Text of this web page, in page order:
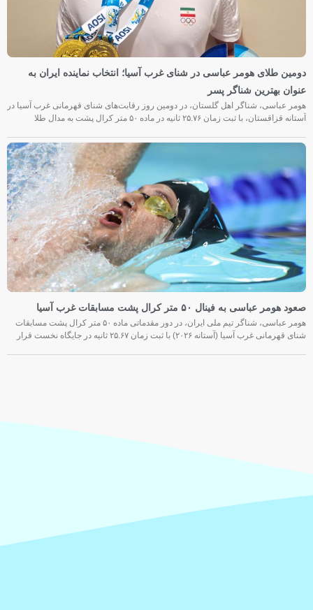
دومین طلای هومر عباسی در شنای غرب آسیا؛ انتخاب نماینده ایران به
عنوان بهترین شناگر پسر
هومر عباسی، شناگر اهل گلستان، در دومین روز رقابت‌های شنای قهرمانی غرب آسیا در
آستانه قزاقستان، با ثبت زمان ۲۵.۷۶ ثانیه در ماده ۵۰ متر کرال پشت به مدال طلا
صعود هومر عباسی به فینال ۵۰ متر کرال پشت مسابقات غرب آسیا
هومر عباسی، شناگر تیم ملی ایران، در دور مقدماتی ماده ۵۰ متر کرال پشت مسابقات
شنای قهرمانی غرب آسیا (آستانه ۲۰۲۶) با ثبت زمان ۲۵.۶۷ ثانیه در جایگاه نخست قرار